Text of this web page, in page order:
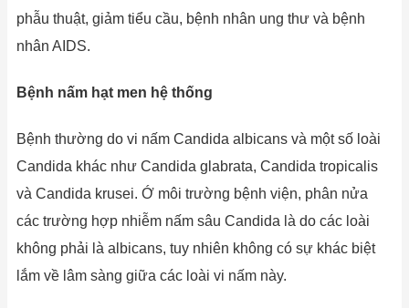
phẫu thuật, giảm tiểu cầu, bệnh nhân ung thư và bệnh
nhân AIDS.
Bệnh nấm hạt men hệ thống
Bệnh thường do vi nấm Candida albicans và một số loài
Candida khác như Candida glabrata, Candida tropicalis
và Candida krusei. Ớ môi trường bệnh viện, phân nửa
các trường hợp nhiễm nấm sâu Candida là do các loài
không phải là albicans, tuy nhiên không có sự khác biệt
lắm về lâm sàng giữa các loài vi nấm này.